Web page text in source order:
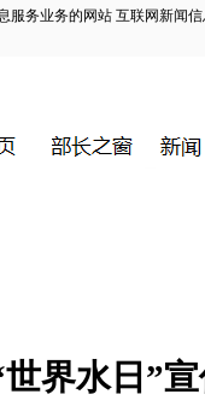
务业务的网站 互联网新闻信
界水日”